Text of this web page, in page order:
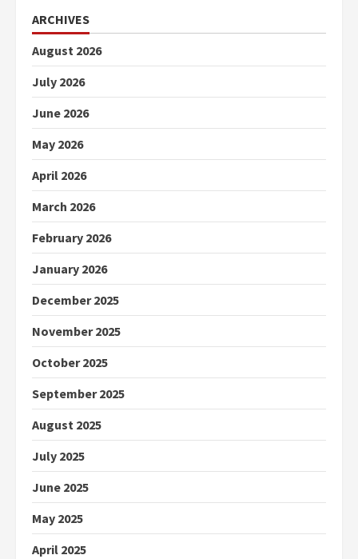
ARCHIVES
August 2026
July 2026
June 2026
May 2026
April 2026
March 2026
February 2026
January 2026
December 2025
November 2025
October 2025
September 2025
August 2025
July 2025
June 2025
May 2025
April 2025